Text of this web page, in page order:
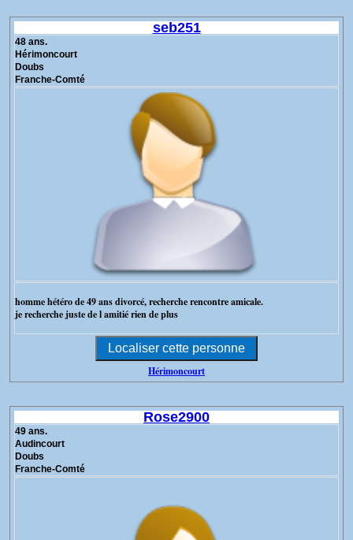
seb251
48 ans.
Hérimoncourt
Doubs
Franche-Comté
homme hétéro de 49 ans divorcé, recherche rencontre amicale.
je recherche juste de l amitié rien de plus
Hérimoncourt
Rose2900
49 ans.
Audincourt
Doubs
Franche-Comté